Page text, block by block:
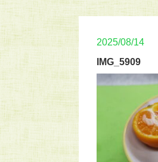
2025/08/14
IMG_5909